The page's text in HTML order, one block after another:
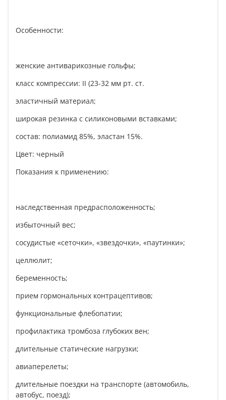
Особенности:
женские антиварикозные гольфы;
класс компрессии: II (23-32 мм рт. ст.
эластичный материал;
широкая резинка с силиконовыми вставками;
состав: полиамид 85%, эластан 15%.
Цвет: черный
Показания к применению:
наследственная предрасположенность;
избыточный вес;
сосудистые «сеточки», «звездочки», «паутинки»;
целлюлит;
беременность;
прием гормональных контрацептивов;
функциональные флебопатии;
профилактика тромбоза глубоких вен;
длительные статические нагрузки;
авиаперелеты;
длительные поездки на транспорте (автомобиль,
автобус, поезд);